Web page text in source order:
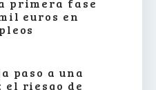
primera fase
euros en
paso a una
el riesgo de